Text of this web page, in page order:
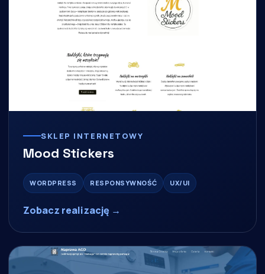
SKLEP INTERNETOWY
Mood Stickers
WORDPRESS RESPONSYWNOŚĆ UX/UI
Zobacz realizację →